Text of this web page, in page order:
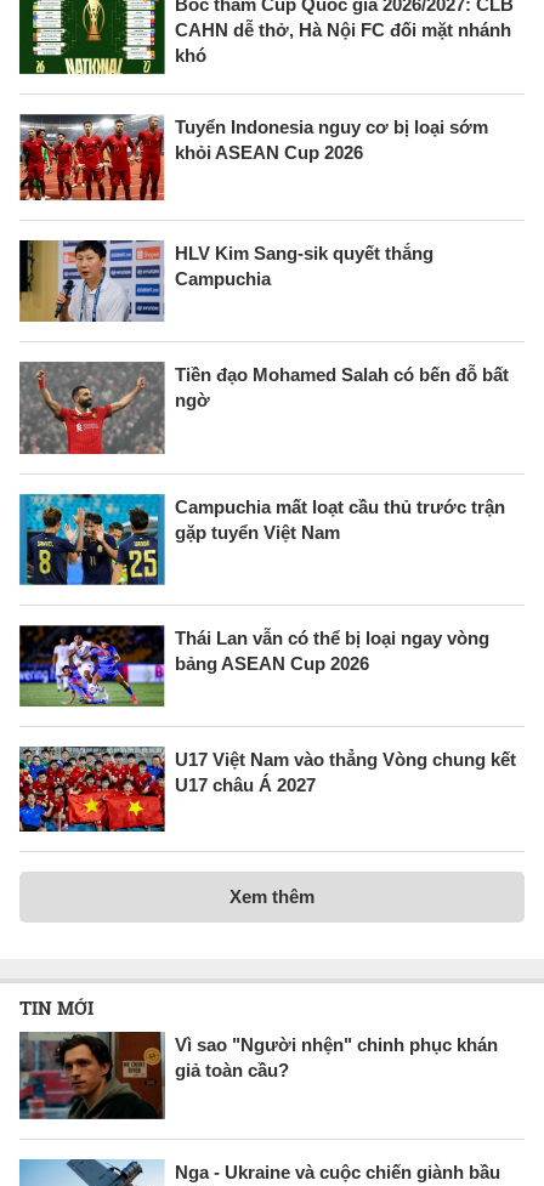
Bốc thăm Cúp Quốc gia 2026/2027: CLB
CAHN dễ thở, Hà Nội FC đối mặt nhánh
khó
Tuyển Indonesia nguy cơ bị loại sớm
khỏi ASEAN Cup 2026
HLV Kim Sang-sik quyết thắng
Campuchia
Tiền đạo Mohamed Salah có bến đỗ bất
ngờ
Campuchia mất loạt cầu thủ trước trận
gặp tuyển Việt Nam
Thái Lan vẫn có thể bị loại ngay vòng
bảng ASEAN Cup 2026
U17 Việt Nam vào thẳng Vòng chung kết
U17 châu Á 2027
Xem thêm
TIN MỚI
Vì sao "Người nhện" chinh phục khán
giả toàn cầu?
Nga - Ukraine và cuộc chiến giành bầu